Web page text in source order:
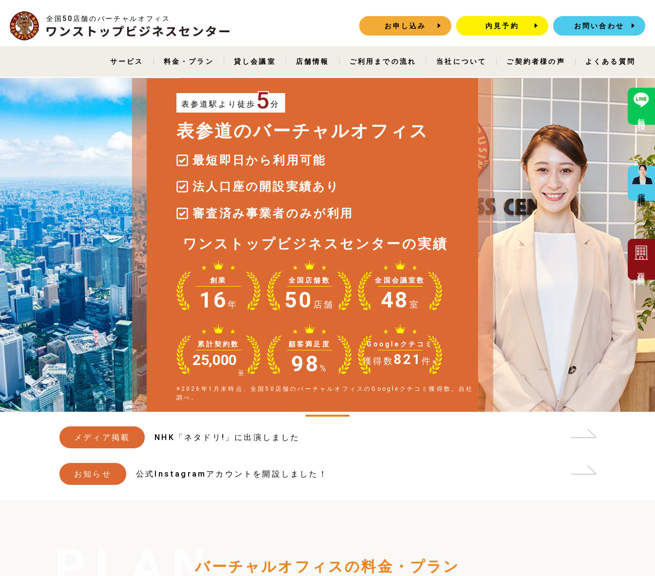
全国50店舗のバーチャルオフィス
お申し込み
内見予約 お問い合わせ
サービス 料金・プラン 貸し会議室 店舗情報 ご利用までの流れ 当社について ご契約者様の声 よくある質問
表参道駅より徒歩5分
表参道のバーチャルオフィス
最短即日から利用可能
法人口座の開設実績あり
審査済み事業者のみが利用
ワンストップ ビジネスセンターの実績
創業
16年
全国店舗数
50 店舗
全国会議室数
48 室
累計契約数
25,000
顧客満足度
98 %
Googleクチコミ
獲得数 821件 ※
※2026年1月末時点、全国50店舗のバーチャルオフィスのGoogleクチコミ獲得数。自社
調べ。
メディア掲載 NHK「ネタドリ!」に出演しました
お知らせ 公式Instagramアカウントを開設しました！
バーチャルオフィスの料金・プラン